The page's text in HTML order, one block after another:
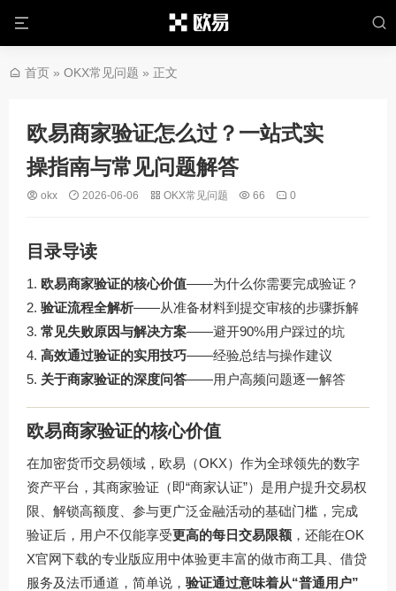
首页 » OKX常见问题 » 正文
欧易商家验证怎么过？一站式实
操指南与常见问题解答
okx 2026-06-06 OKX常见问题 66 0
目录导读
欧易商家验证的核心价值——为什么你需要完成验证？
验证流程全解析——从准备材料到提交审核的步骤拆解
常见失败原因与解决方案——避开90%用户踩过的坑
高效通过验证的实用技巧——经验总结与操作建议
关于商家验证的深度问答——用户高频问题逐一解答
欧易商家验证的核心价值
在加密货币交易领域，欧易（OKX）作为全球领先的数字
资产平台，其商家验证（即“商家认证”）是用户提升交易权
限、解锁高额度、参与更广泛金融活动的基础门槛，完成
验证后，用户不仅能享受更高的每日交易限额 ，还能在OK
X官网下载的专业版应用中体验更丰富的做市商工具、借贷
服务及法币通道，简单说， 验证通过意味着从“普通用户”